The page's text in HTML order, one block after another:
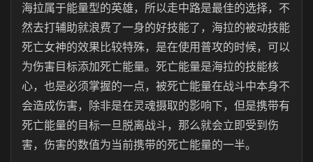
海拉属于能量型的英雄，所以走中路是最佳的选择，不
然去打辅助就浪费了一身的好技能了，海拉的被动技能
死亡女神的效果比较特殊，是在使用普攻的时候，可以
为伤害目标添加死亡能量。死亡能量是海拉的技能核
心，也是必须掌握的一点，被死亡能量在战斗中本身不
会造成伤害，除非是在灵魂摄取的影响下，但是携带有
死亡能量的目标一旦脱离战斗，那么就会立即受到伤
害，伤害的数值为当前携带的死亡能量的一半。